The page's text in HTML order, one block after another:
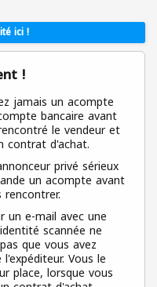
ici !
!
jamais un acompte
bancaire avant
le vendeur et
contrat d'achat.
privé sérieux
un acompte avant
un e-mail avec une
scannée ne
que vous avez
Vous le
place, lorsque vous